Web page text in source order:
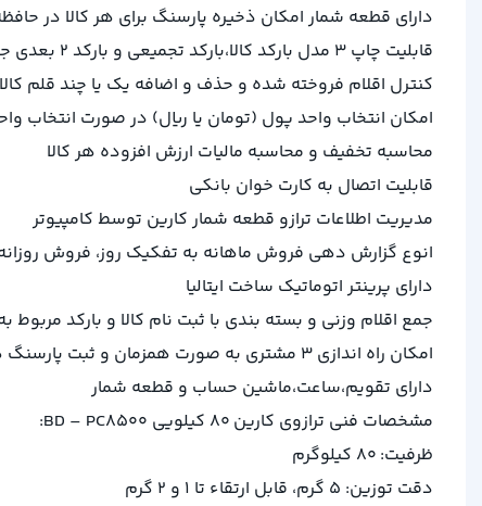
دارای قطعه شمار امکان ذخیره پارسنگ برای هر کالا در
قابلیت چاپ 3 مدل بارکد کالا،بارکد تجمیعی و بارکد 2 بعدی جهت ارتباط با نرم افزار های پیشرفته به صورت آفلاین
کنترل اقلام فروخته شده و حذف و اضافه یک یا چند قلم
امکان انتخاب واحد پول (تومان یا ریال) در صورت انتخاب
محاسبه تخفیف و محاسبه مالیات ارزش افزوده هر کالا
قابلیت اتصال به کارت خوان بانکی
مدیریت اطلاعات ترازو قطعه شمار کارین توسط کامپیوتر
انوع گزارش دهی فروش ماهانه به تفکیک روز، فروش
دارای پرینتر اتوماتیک ساخت ایتالیا
جمع اقلام وزنی و بسته بندی با ثبت نام کالا و بارکد مربوط
امکان راه اندازی 3 مشتری به صورت همزمان و ثبت پارسنگ هر مشتری به صورت جداگانه در حافظه مشتری
دارای تقویم،ساعت،ماشین حساب و قطعه شمار
مشخصات فنی ترازوی کارین 80 کیلویی BD – PC8500:
ظرفیت: 80 کیلوگرم
دقت توزین: 5 گرم، قابل ارتقاء تا 1 و 2 گرم